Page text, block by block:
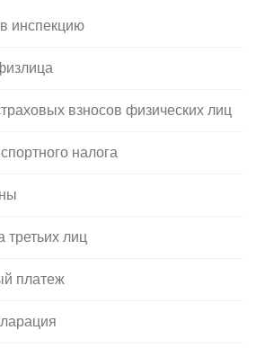
инспекцию
взносов физических лиц
налога
третьих лиц
платеж